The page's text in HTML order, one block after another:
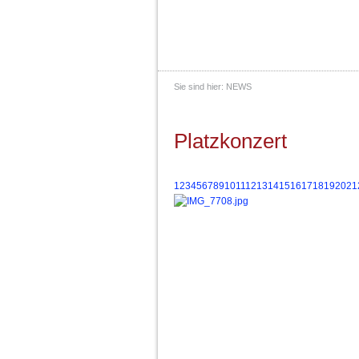
Sie sind hier: NEWS
Platzkonzert
123456789101112131415161718192021